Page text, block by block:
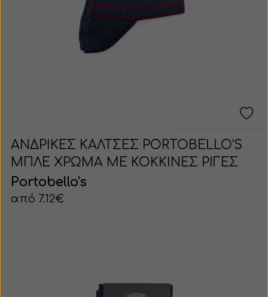
ΑΝΔΡΙΚΕΣ ΚΑΛΤΣΕΣ PORTOBELLO'S
ΜΠΛΕ ΧΡΩΜΑ ΜΕ ΚΟΚΚΙΝΕΣ ΡΙΓΕΣ
Portobello's
από 7.12€